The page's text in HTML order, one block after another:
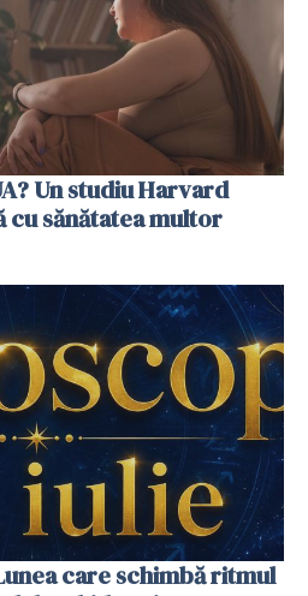
Un studiu Harvard
cu sănătatea multor
care schimbă ritmul